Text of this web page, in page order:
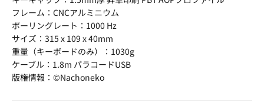
フレーム：CNCアルミニウム
ポーリングレート：1000 Hz
サイズ：315 x 109 x 40mm
重量（キーボードのみ）：1030g
ケーブル：1.8m パラコードUSB
版権情報：©Nachoneko